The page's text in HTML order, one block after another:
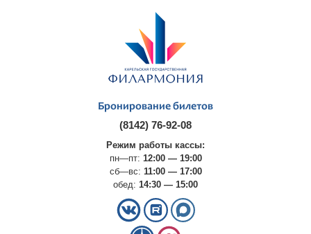
Бронирование билетов
(8142) 76-92-08
Режим работы кассы:
пн—пт: 12:00 — 19:00
сб—вс: 11:00 — 17:00
обед: 14:30 — 15:00